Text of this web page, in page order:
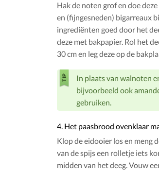
Hak de noten grof en doe
en (fijngesneden) bigarreaux
ingrediënten goed door het
deze met bakpapier. Rol het
30 cm en leg deze op de
In plaats van walnoten
bijvoorbeeld ook
gebruiken.
4. Het paasbrood ovenklaar
Klop de eidooier los en meng
van de spijs een rolletje iets
midden van het deeg. Vouw